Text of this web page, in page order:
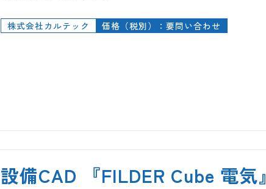
株式会社カルテック 価格（税別）：要問い合わせ
設備CAD 『FILDER Cube 電気』